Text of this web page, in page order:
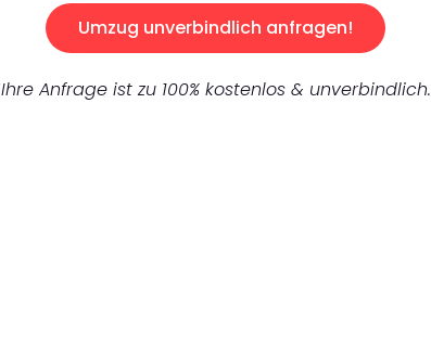
Umzug unverbindlich anfragen!
Ihre Anfrage ist zu 100% kostenlos & unverbindlich.